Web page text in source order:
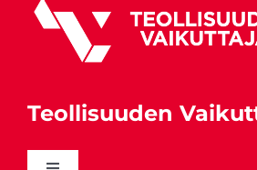
Teollisuuden